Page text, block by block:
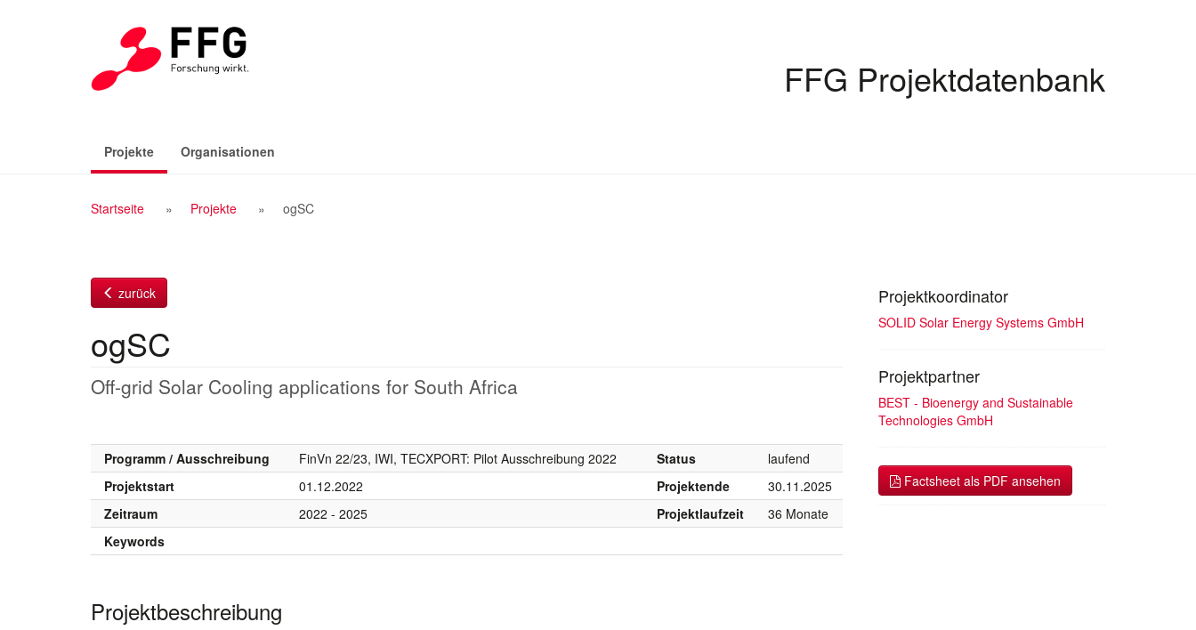
FFG Projektdatenbank
Projekte(aktiv)Organisationen
Breadcrumb
Startseite Projekte ogSC
zurück
ogSC
Off-grid Solar Cooling applications for South Africa
Programm / Ausschreibung FinVn 22/23, IWI, TECXPORT: Pilot Ausschreibung 2022 Status
laufend
Projektstart
01.12.2022 Projektende
30.11.2025
Zeitraum
2022 - 2025 Projektlaufzeit
36 Monate
Keywords
Projektbeschreibung
Projektkoordinator
SOLID Solar Energy Systems GmbH
Projektpartner
BEST - Bioenergy and Sustainable
Technologies GmbH
Factsheet als PDF ansehen